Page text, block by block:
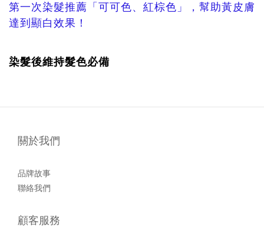
第一次染髮推薦「可可色、紅棕色」，幫助黃皮膚
達到顯白效果！
染髮後維持髮色必備
關於我們
品牌故事
聯絡我們
顧客服務